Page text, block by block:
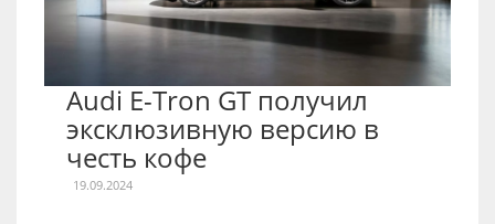
Audi E-Tron GT получил
эксклюзивную версию в
честь кофе
19.09.2024